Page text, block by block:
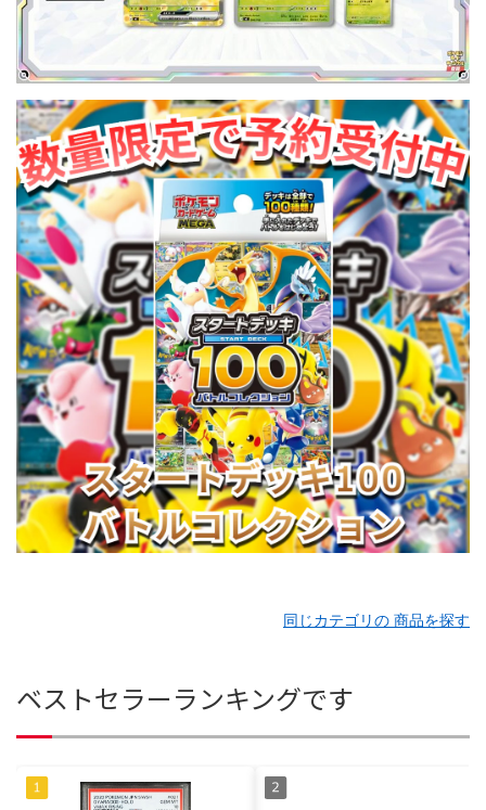
同じカテゴリの 商品を探す
ベストセラーランキングです